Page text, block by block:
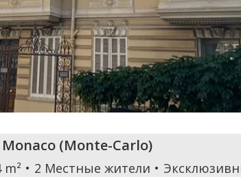
Monaco (Monte-Carlo)
m² 2 Местные жители